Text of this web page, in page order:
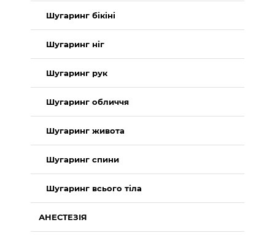
Шугаринг бікіні
Шугаринг ніг
Шугаринг рук
Шугаринг обличчя
Шугаринг живота
Шугаринг спини
Шугаринг всього тіла
АНЕСТЕЗІЯ